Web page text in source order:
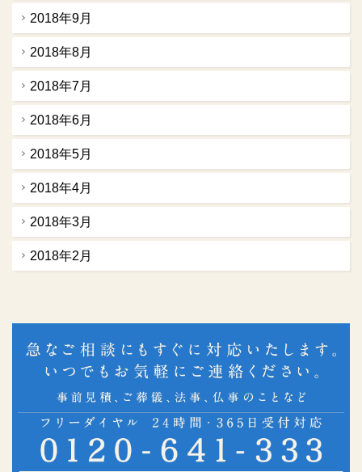
2018年9月
2018年8月
2018年7月
2018年6月
2018年5月
2018年4月
2018年3月
2018年2月